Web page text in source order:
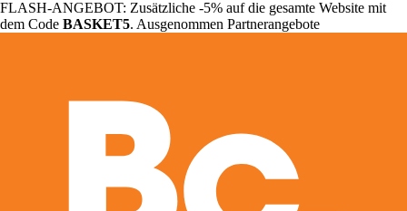
FLASH-ANGEBOT: Zusätzliche -5% auf die gesamte Website mit
dem Code BASKET5. Ausgenommen Partnerangebote